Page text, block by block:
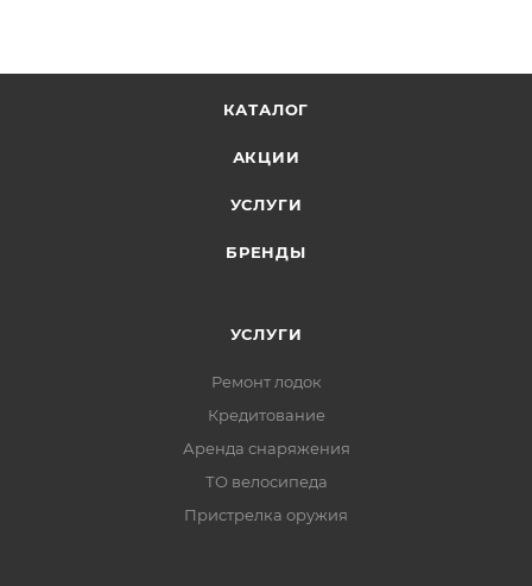
КАТАЛОГ
АКЦИИ
УСЛУГИ
БРЕНДЫ
УСЛУГИ
Ремонт лодок
Кредитование
Аренда снаряжения
ТО велосипеда
Пристрелка оружия